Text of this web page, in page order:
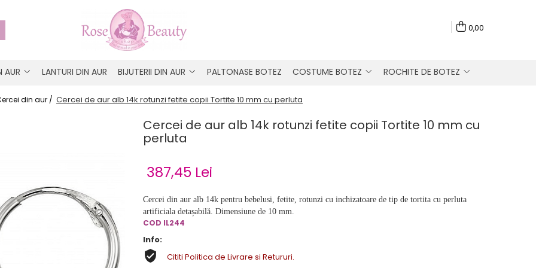
0,00
AUR LANTURI DIN AUR BIJUTERII DIN AUR PALTONASE BOTEZ COSTUME BOTEZ ROCHITE DE BOTEZ
din aur / Cercei de aur alb 14k rotunzi fetite copii Tortite 10 mm cu perluta
Cercei de aur alb 14k rotunzi fetite copii Tortite 10 mm cu
perluta
387,45 Lei
Cercei din aur alb 14k pentru bebelusi, fetite, rotunzi cu inchizatoare de tip de tortita cu perluta
artificiala detașabilă. Dimensiune de 10 mm.
COD IL244
Info:
Cititi Politica de Livrare si Retururi.